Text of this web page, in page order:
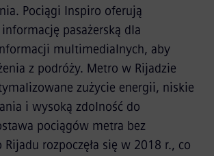
Pociągi Inspiro oferują
pasażerską dla
multimedialnych, aby
z podróży. Metro w Rijadzie
zużycie energii, niskie
i wysoką zdolność do
pociągów metra bez
rozpoczęła się w 2018 r., co